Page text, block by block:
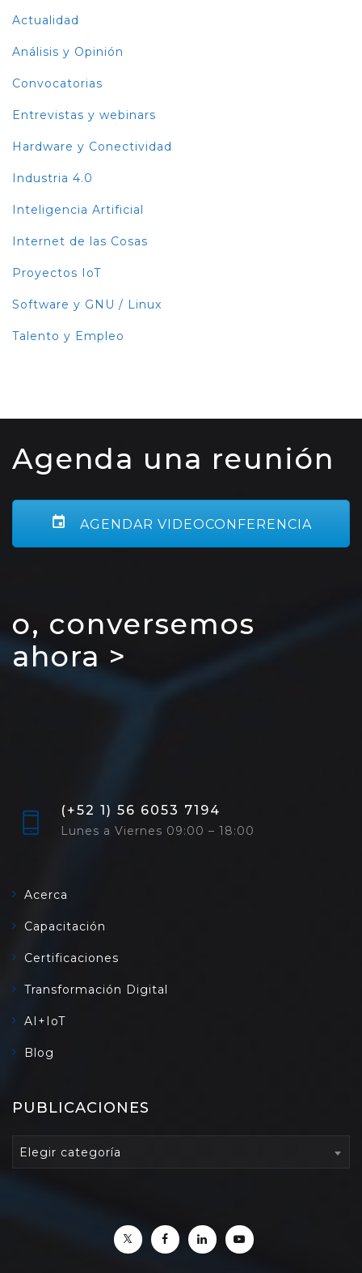
Actualidad
Análisis y Opinión
Convocatorias
Entrevistas y webinars
Hardware y Conectividad
Industria 4.0
Inteligencia Artificial
Internet de las Cosas
Proyectos IoT
Software y GNU / Linux
Talento y Empleo
Agenda una reunión
AGENDAR VIDEOCONFERENCIA
o, conversemos
ahora >
(+52 1) 56 6053 7194
Lunes a Viernes 09:00 – 18:00
Acerca
Capacitación
Certificaciones
Transformación Digital
AI+IoT
Blog
PUBLICACIONES
PUBLICACIONES
Elegir categoría